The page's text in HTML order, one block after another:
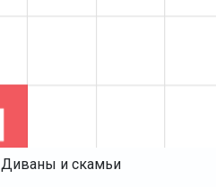
Диваны и скамьи